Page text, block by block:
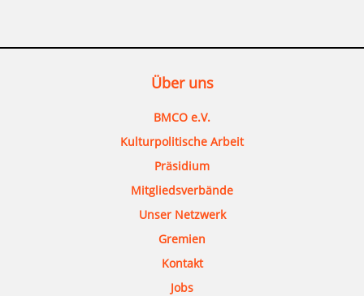
Über uns
BMCO e.V.
Kulturpolitische Arbeit
Präsidium
Mitgliedsverbände
Unser Netzwerk
Gremien
Kontakt
Jobs